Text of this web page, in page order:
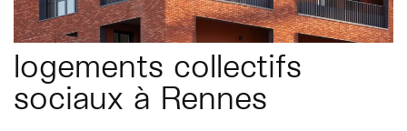
logements collectifs
sociaux à Rennes